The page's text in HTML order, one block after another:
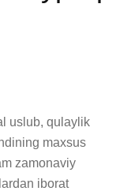
uslub, qulaylik
maxsus
zamonaviy
iborat